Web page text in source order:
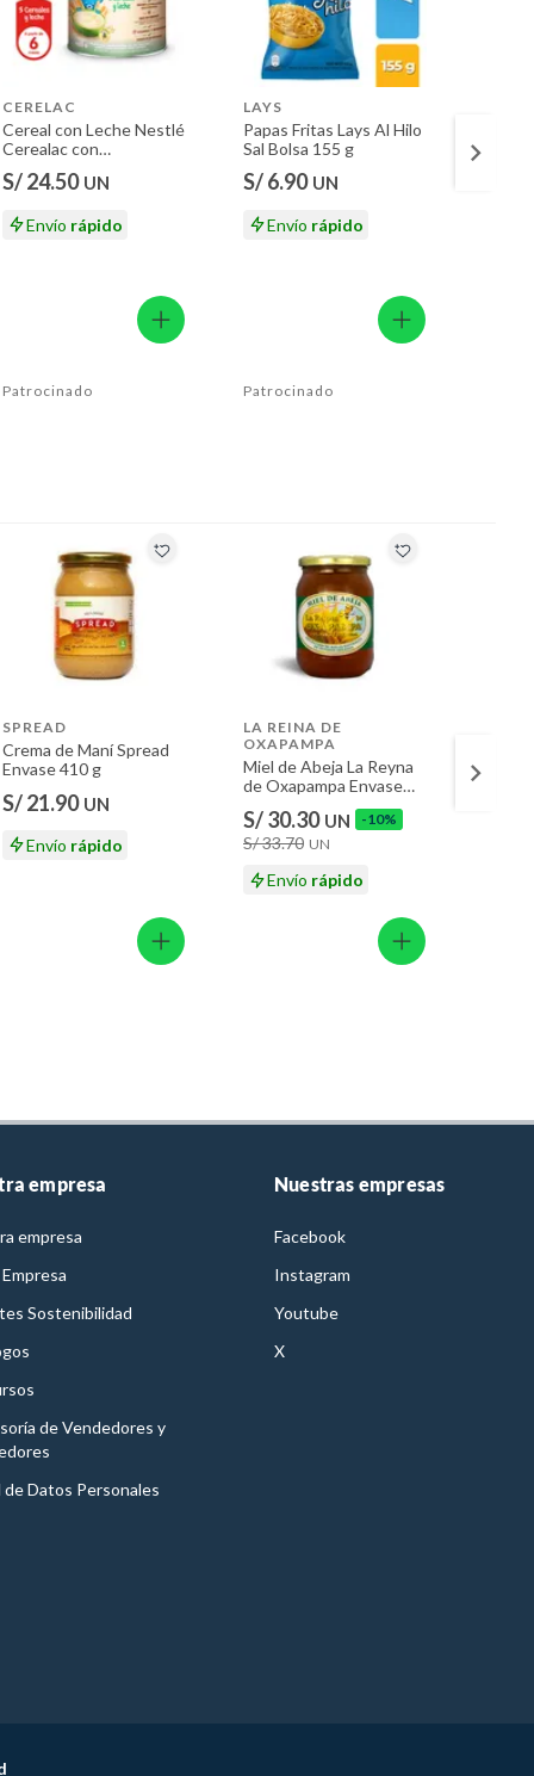
CERELAC
Cereal con Leche Nestlé
Cerealac con
S/ 24.50 UN
Envío rápido
Patrocinado
LAYS
Papas Fritas Lays Al Hilo
Sal Bolsa 155 g
S/ 6.90 UN
Envío rápido
Patrocinado
SPREAD
Crema de Maní Spread
Envase 410 g
S/ 21.90 UN
Envío rápido
LA REINA DE
OXAPAMPA
Miel de Abeja La Reyna
de Oxapampa Envase
S/ 30.30 UN -10%
S/ 33.70 UN
Envío rápido
empresa
empresa
Sostenibilidad
de Vendedores y
de Datos Personales
Nuestras empresas
Facebook
Instagram
Youtube
X